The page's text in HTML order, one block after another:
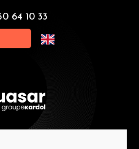
64 10 33